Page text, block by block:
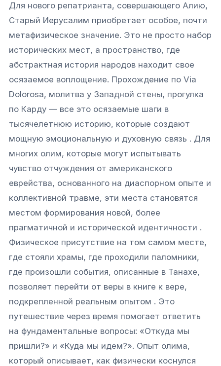
Для нового репатрианта, совершающего Алию,
Старый Иерусалим приобретает особое, почти
метафизическое значение. Это не просто набор
исторических мест, а пространство, где
абстрактная история народов находит свое
осязаемое воплощение. Прохождение по Via
Dolorosa, молитва у Западной стены, прогулка
по Карду — все это осязаемые шаги в
тысячелетнюю историю, которые создают
мощную эмоциональную и духовную связь . Для
многих олим, которые могут испытывать
чувство отчуждения от американского
еврейства, основанного на диаспорном опыте и
коллективной травме, эти места становятся
местом формирования новой, более
прагматичной и исторической идентичности .
Физическое присутствие на том самом месте,
где стояли храмы, где проходили паломники,
где произошли события, описанные в Танахе,
позволяет перейти от веры в книге к вере,
подкрепленной реальным опытом . Это
путешествие через время помогает ответить
на фундаментальные вопросы: «Откуда мы
пришли?» и «Куда мы идем?». Опыт олима,
который описывает, как физически коснулся
Связаться с нами